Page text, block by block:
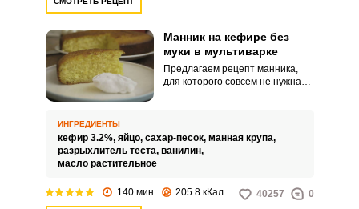
Манник на кефире без
муки в мультиварке
Предлагаем рецепт манника,
для которого совсем не нужна
отказаться от муки.
ИНГРЕДИЕНТЫ
кефир 3.2%, яйцо, сахар-песок, манная крупа,
разрыхлитель теста, ванилин,
масло растительное
140 мин 205.8 кКал 40257 0